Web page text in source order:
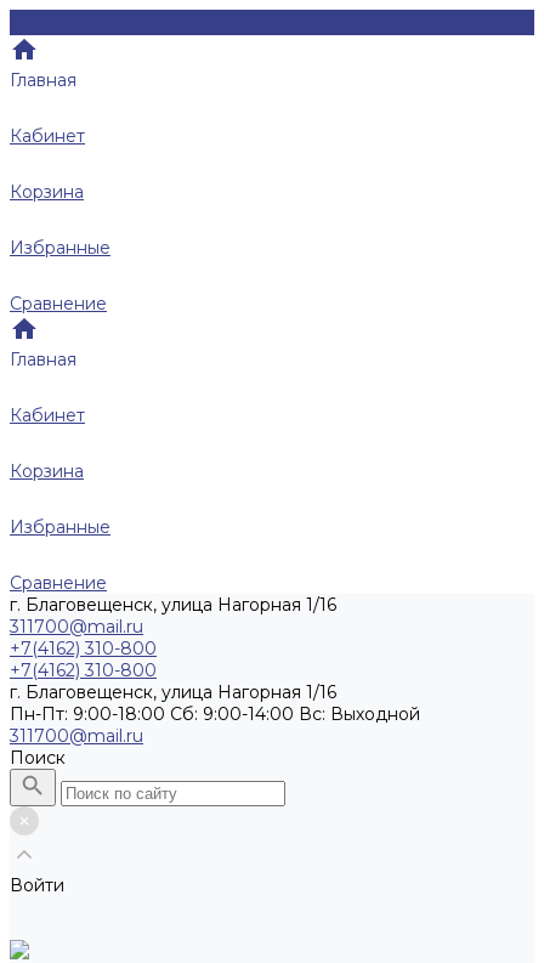
Главная
Кабинет
Корзина
Избранные
Сравнение
Главная
Кабинет
Корзина
Избранные
Сравнение
г. Благовещенск, улица Нагорная 1/16
311700@mail.ru
+7(4162) 310-800
+7(4162) 310-800
г. Благовещенск, улица Нагорная 1/16
Пн-Пт: 9:00-18:00 Cб: 9:00-14:00 Вс: Выходной
311700@mail.ru
Поиск
Войти